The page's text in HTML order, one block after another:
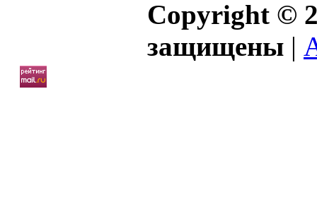
Copyright ©
защищены |